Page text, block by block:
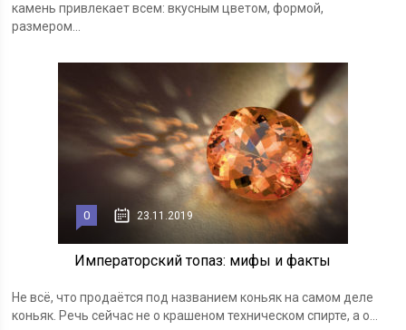
камень привлекает всем: вкусным цветом, формой,
размером...
0 23.11.2019
Императорский топаз: мифы и факты
Не всё, что продаётся под названием коньяк на самом деле
коньяк. Речь сейчас не о крашеном техническом спирте, а о...